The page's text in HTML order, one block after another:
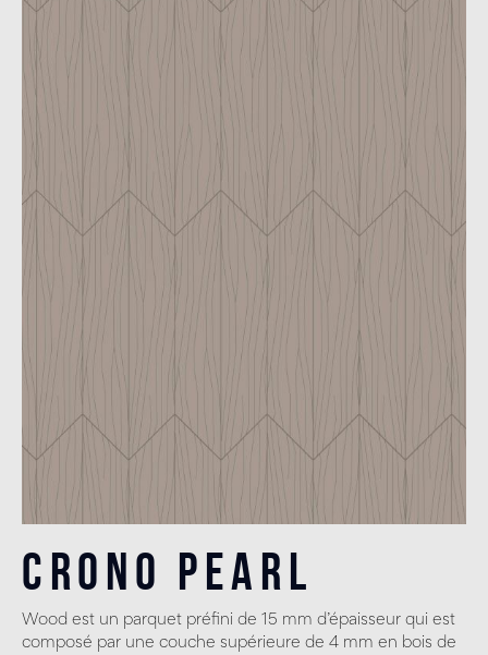
Crono Pearl
Wood est un parquet préfini de 15 mm d’épaisseur qui est
composé par une couche supérieure de 4 mm en bois de